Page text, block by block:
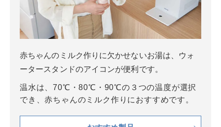
赤ちゃんのミルク作りに欠かせないお湯は、ウォ
ータースタンドのアイコンが便利です。
温水は、70℃・80℃・90℃の３つの温度が選択
でき、赤ちゃんのミルク作りにおすすめです。